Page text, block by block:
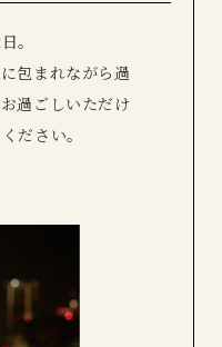
。
包まれながら過
過ごしいただけ
ださい。